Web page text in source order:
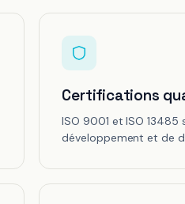
Certifications
ISO 9001 et ISO 13485
développement et de